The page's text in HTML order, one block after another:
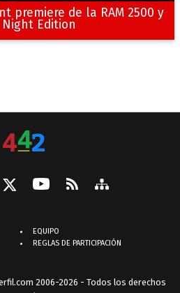
premiere de la RAM 2500 y
Edition
EQUIPO
REGLAS DE PARTICIPACIÓN
2006-2026 - Todos los derechos